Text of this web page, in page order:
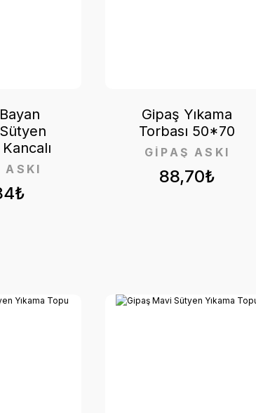
ASKI 88,70₺
GİPAŞ ASKI
Gipaş Yıkama
Torbası 50*70